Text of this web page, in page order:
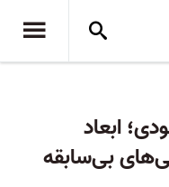
ابعاد
بی‌سابقه